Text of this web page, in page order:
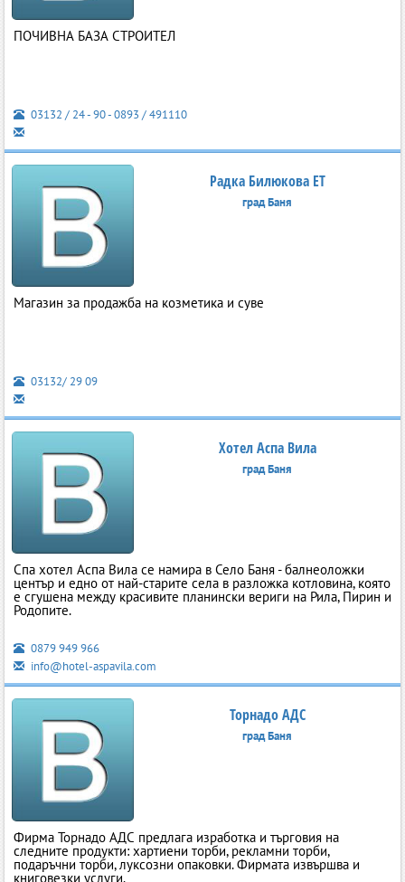
ПОЧИВНА БАЗА СТРОИТЕЛ
03132 / 24 - 90 - 0893 / 491110
Радка Билюкова ЕТ
град Баня
Магазин за продажба на козметика и суве
03132/ 29 09
Хотел Аспа Вила
град Баня
Спа хотел Аспа Вила се намира в Село Баня - балнеоложки
център и едно от най-старите села в разложка котловина, която
е сгушена между красивите планински вериги на Рила, Пирин и
Родопите.
0879 949 966
info@hotel-aspavila.com
Торнадо АДС
град Баня
Фирма Торнадо АДС предлага изработка и търговия на
следните продукти: хартиени торби, рекламни торби,
подаръчни торби, луксозни опаковки. Фирмата извършва и
книговезки услуги.